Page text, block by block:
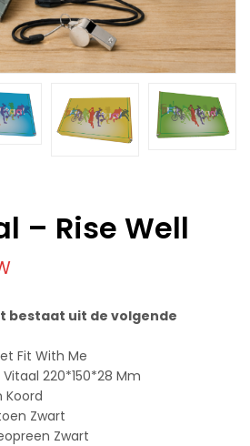
– Rise Well
bestaat uit de volgende
Fit With Me
220*150*28 Mm
Koord
Zwart
Zwart